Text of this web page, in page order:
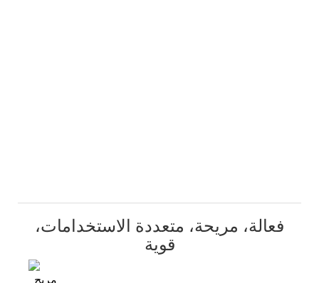
فعالة، مريحة، متعددة الاستخدامات،
قوية
مريح